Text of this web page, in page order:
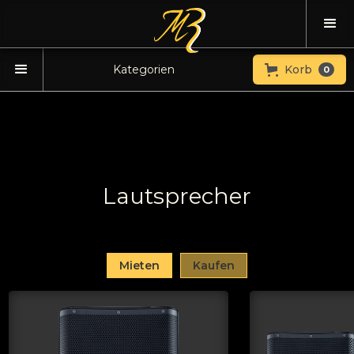
Kategorien Korb 0
Lautsprecher
Mieten Kaufen